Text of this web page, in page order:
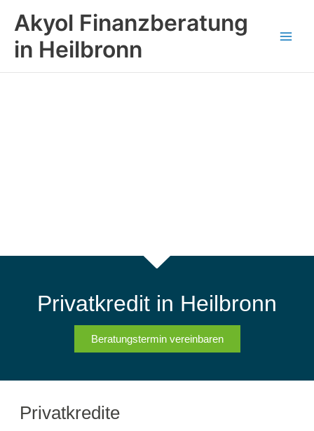
Inhalt
springen
Akyol Finanzberatung
in Heilbronn
Privatkredit in Heilbronn
Beratungstermin vereinbaren
Privatkredite